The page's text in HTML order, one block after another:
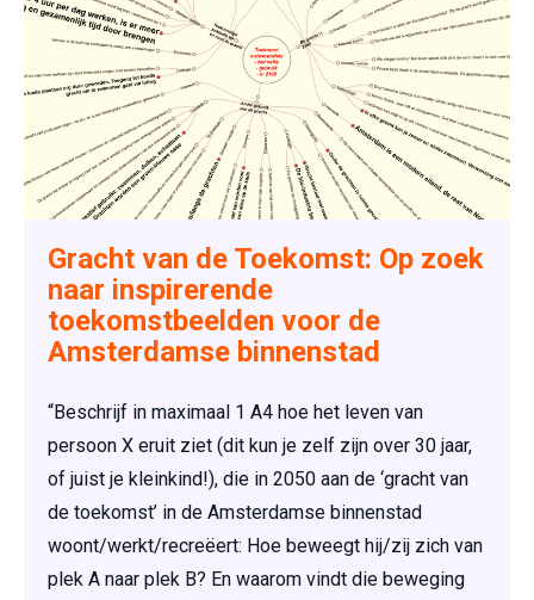
Gracht van de Toekomst: Op zoek
naar inspirerende
toekomstbeelden voor de
Amsterdamse binnenstad
“Beschrijf in maximaal 1 A4 hoe het leven van
persoon X eruit ziet (dit kun je zelf zijn over 30 jaar,
of juist je kleinkind!), die in 2050 aan de ‘gracht van
de toekomst’ in de Amsterdamse binnenstad
woont/werkt/recreëert: Hoe beweegt hij/zij zich van
plek A naar plek B? En waarom vindt die beweging